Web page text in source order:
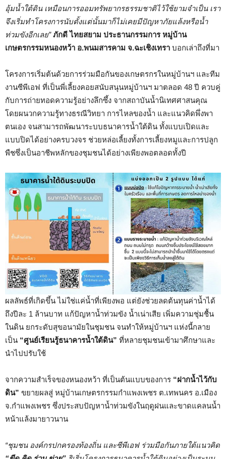
อุ้มน้ำใต้ดิน เหมือนการออมทรัพยากรธรรมชาติไว้ใช้ยามจำเป็น เรา
จึงเริ่มทำโครงการนับตั้งแต่นั้นมาก็ไม่เคยมีปัญหาภัยแล้งหรือน้ำ
ท่วมขังอีกเลย” ภักดี ไทยสยาม ประธานกรรมการ หมู่บ้าน
เกษตรกรรมหนองหว้า อ.พนมสารคาม จ.ฉะเชิงเทรา บอกเล่าถึงที่มา
โครงการเริ่มต้นด้วยการร่วมมือกันของเกษตรกรในหมู่บ้านฯ และทีม
งานซีพีเอฟ ที่เป็นพี่เลี้ยงคอยสนับสนุนหมู่บ้านฯ มาตลอด 48 ปี ควบคู่
กับการถ่ายทอดความรู้อย่างลึกซึ้ง จากสถาบันน้ำนิเทศศาสนคุณ
โดยผนวกความรู้ทางธรณีวิทยา การไหลของน้ำ และแนวคิดพึ่งพา
ตนเอง จนสามารถพัฒนาระบบธนาคารน้ำใต้ดิน ทั้งแบบเปิดและ
แบบปิดได้อย่างครบวงจร ช่วยหล่อเลี้ยงทั้งการเลี้ยงหมูและการปลูก
พืชซึ่งเป็นอาชีพหลักของชุมชนได้อย่างเพียงพอตลอดทั้งปี
ผลลัพธ์ที่เกิดขึ้น ไม่ใช่แค่น้ำที่เพียงพอ แต่ยังช่วยลดต้นทุนค่าน้ำได้
ถึงปีละ 1 ล้านบาท แก้ปัญหาน้ำท่วมขัง น้ำเน่าเสีย เพิ่มความชุ่มชื้น
ในดิน ยกระดับสุขอนามัยในชุมชน จนทำให้หมู่บ้านฯ แห่งนี้กลาย
เป็น “ศูนย์เรียนรู้ธนาคารน้ำใต้ดิน” ที่หลายชุมชนเข้ามาศึกษาและ
นำไปปรับใช้
จากความสำเร็จของหนองหว้า ที่เป็นต้นแบบของการ “ฝากน้ำไว้กับ
ดิน” ขยายผลสู่ หมู่บ้านเกษตรกรรมกำแพงเพชร ต.เทพนคร อ.เมือง
จ.กำแพงเพชร ซึ่งประสบปัญหาน้ำท่วมขังในฤดูฝนและขาดแคลนน้ำ
หน้าแล้งมายาวนาน
“ชุมชน องค์กรปกครองท้องถิ่น และซีพีเอฟ ร่วมมือกันภายใต้แนวคิด